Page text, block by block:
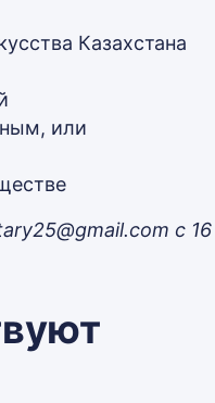
Казахстана
или
с 16